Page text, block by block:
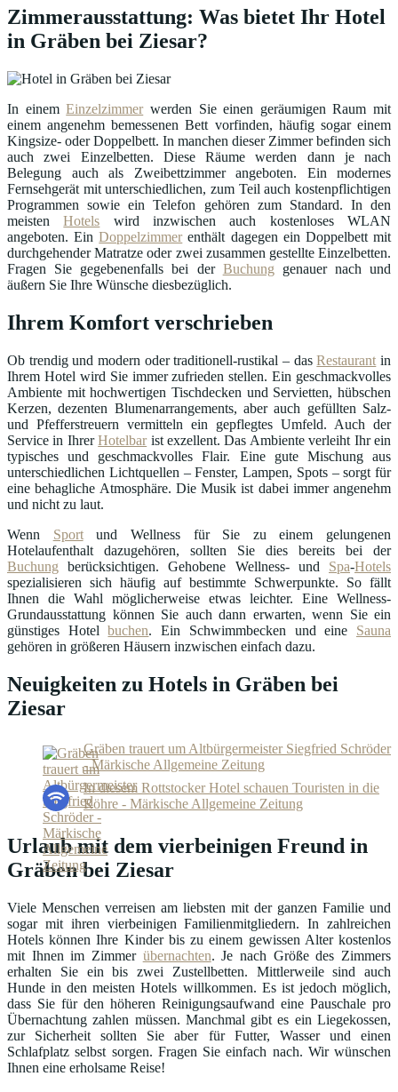
Zimmerausstattung: Was bietet Ihr Hotel
in Gräben bei Ziesar?
In einemEinzelzimmerwerden Sie einen geräumigen Raum mit
einem angenehm bemessenen Bett vorfinden, häufig sogar einem
Kingsize- oder Doppelbett. In manchen dieser Zimmer befinden sich
auch zwei Einzelbetten. Diese Räume werden dann je nach
Belegung auch als Zweibettzimmer angeboten. Ein modernes
Fernsehgerät mit unterschiedlichen, zum Teil auch kostenpflichtigen
Programmen sowie ein Telefon gehören zum Standard. In den
meistenHotels wird inzwischen auch kostenloses WLAN
angeboten. EinDoppelzimmerenthält dagegen ein Doppelbett mit
durchgehender Matratze oder zwei zusammen gestellte Einzelbetten.
Fragen Sie gegebenenfalls bei der Buchung genauer nach und
äußern Sie Ihre Wünsche diesbezüglich.
Ihrem Komfort verschrieben
Ob trendig und modern oder traditionell-rustikal – dasRestaurant in
Ihrem Hotel wird Sie immer zufrieden stellen. Ein geschmackvolles
Ambiente mit hochwertigen Tischdecken und Servietten, hübschen
Kerzen, dezenten Blumenarrangements, aber auch gefüllten Salz-
und Pfefferstreuern vermitteln ein gepflegtes Umfeld. Auch der
Service in IhrerHotelbarist exzellent. Das Ambiente verleiht Ihr ein
typisches und geschmackvolles Flair. Eine gute Mischung aus
unterschiedlichen Lichtquellen – Fenster, Lampen, Spots – sorgt für
eine behagliche Atmosphäre. Die Musik ist dabei immer angenehm
und nicht zu laut.
Wenn Sportund Wellness für Sie zu einem gelungenen
Hotelaufenthalt dazugehören, sollten Sie dies bereits bei der
Buchung berücksichtigen. Gehobene Wellness- und Spa-Hotels
spezialisieren sich häufig auf bestimmte Schwerpunkte. So fällt
Ihnen die Wahl möglicherweise etwas leichter. Eine Wellness-
Grundausstattung können Sie auch dann erwarten, wenn Sie ein
günstiges Hotelbuchen. Ein Schwimmbecken und eine Sauna
gehören in größeren Häusern inzwischen einfach dazu.
Neuigkeiten zu Hotels in Gräben bei
Ziesar
Gräben trauert um Altbürgermeister Siegfried Schröder
- Märkische Allgemeine Zeitung
In diesem Rottstocker Hotel schauen Touristen in die
Röhre - Märkische Allgemeine Zeitung
Urlaub mit dem vierbeinigen Freund in
Gräben bei Ziesar
Viele Menschen verreisen am liebsten mit der ganzen Familie und
sogar mit ihren vierbeinigen Familienmitgliedern. In zahlreichen
Hotels können Ihre Kinder bis zu einem gewissen Alter kostenlos
mit Ihnen im Zimmer übernachten. Je nach Größe des Zimmers
erhalten Sie ein bis zwei Zustellbetten. Mittlerweile sind auch
Hunde in den meisten Hotels willkommen. Es ist jedoch möglich,
dass Sie für den höheren Reinigungsaufwand eine Pauschale pro
Übernachtung zahlen müssen. Manchmal gibt es ein Liegekossen,
zur Sicherheit sollten Sie aber für Futter, Wasser und einen
Schlafplatz selbst sorgen. Fragen Sie einfach nach. Wir wünschen
Ihnen eine erholsame Reise!